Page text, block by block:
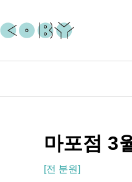
마포점 3
[전 분원]